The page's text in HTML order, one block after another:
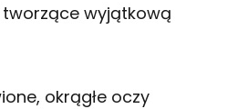
wyjątkową
okrągłe oczy